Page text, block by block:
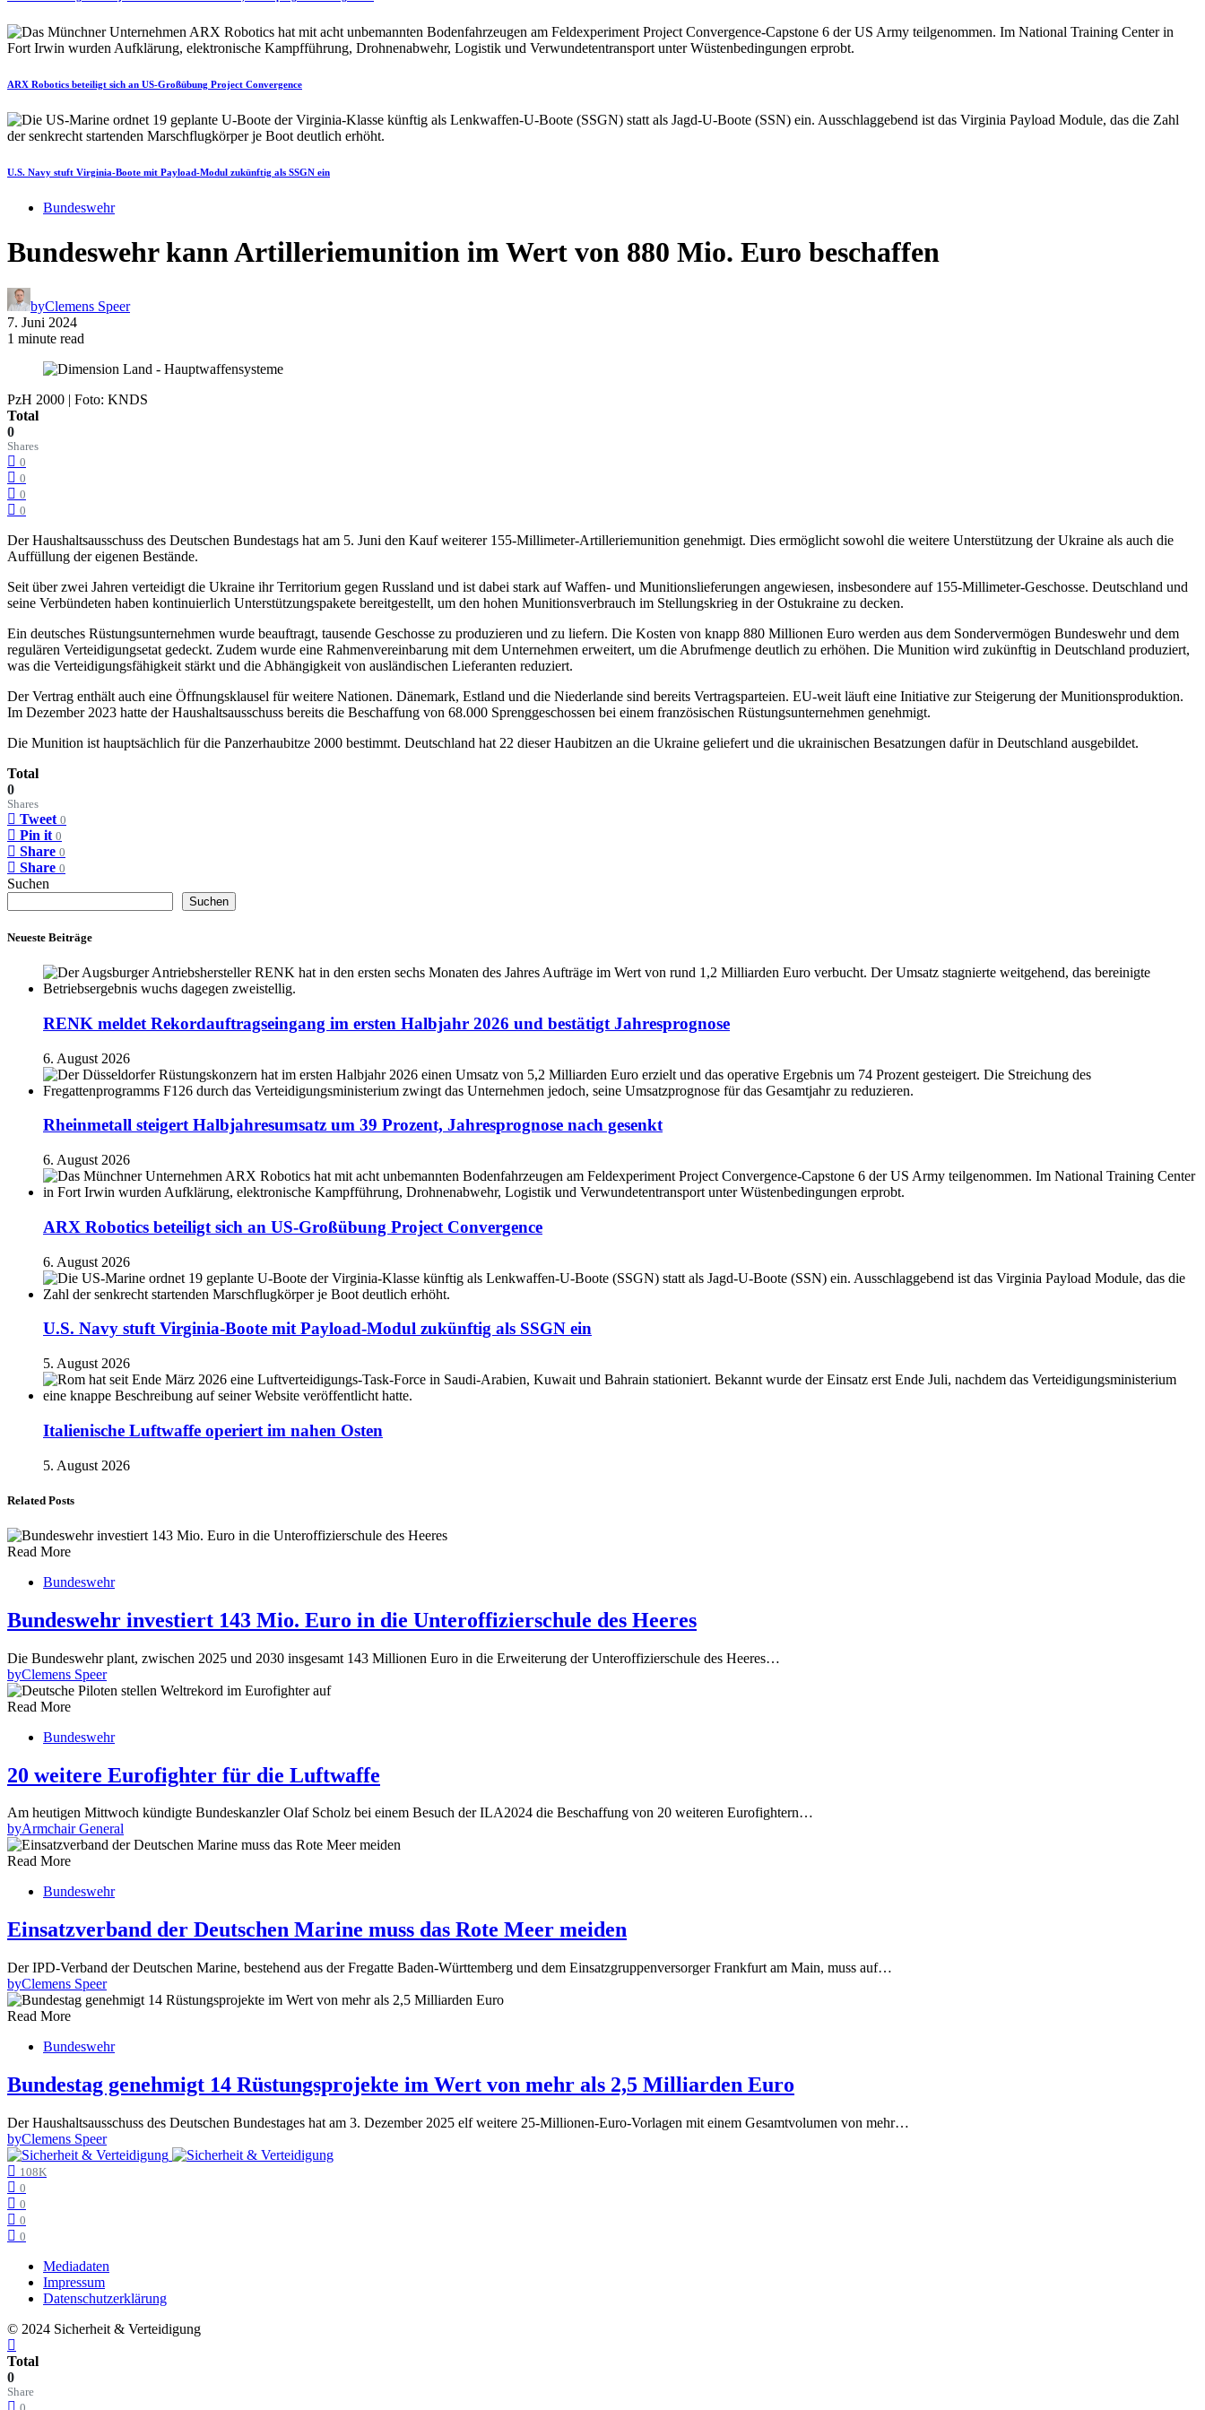
ARX Robotics beteiligt sich an US-Großübung Project Convergence
U.S. Navy stuft Virginia-Boote mit Payload-Modul zukünftig als SSGN ein
Bundeswehr
Bundeswehr kann Artilleriemunition im Wert von 880 Mio. Euro beschaffen
byClemens Speer
7. Juni 2024
1 minute read
PzH 2000 | Foto: KNDS
Total
0
Shares
0
0
0
0
Der Haushaltsausschuss des Deutschen Bundestags hat am 5. Juni den Kauf weiterer 155-Millimeter-Artilleriemunition genehmigt. Dies ermöglicht sowohl die weitere Unterstützung der Ukraine als auch die
Auffüllung der eigenen Bestände.
Seit über zwei Jahren verteidigt die Ukraine ihr Territorium gegen Russland und ist dabei stark auf Waffen- und Munitionslieferungen angewiesen, insbesondere auf 155-Millimeter-Geschosse. Deutschland und
seine Verbündeten haben kontinuierlich Unterstützungspakete bereitgestellt, um den hohen Munitionsverbrauch im Stellungskrieg in der Ostukraine zu decken.
Ein deutsches Rüstungsunternehmen wurde beauftragt, tausende Geschosse zu produzieren und zu liefern. Die Kosten von knapp 880 Millionen Euro werden aus dem Sondervermögen Bundeswehr und dem
regulären Verteidigungsetat gedeckt. Zudem wurde eine Rahmenvereinbarung mit dem Unternehmen erweitert, um die Abrufmenge deutlich zu erhöhen. Die Munition wird zukünftig in Deutschland produziert,
was die Verteidigungsfähigkeit stärkt und die Abhängigkeit von ausländischen Lieferanten reduziert.
Der Vertrag enthält auch eine Öffnungsklausel für weitere Nationen. Dänemark, Estland und die Niederlande sind bereits Vertragsparteien. EU-weit läuft eine Initiative zur Steigerung der Munitionsproduktion.
Im Dezember 2023 hatte der Haushaltsausschuss bereits die Beschaffung von 68.000 Sprenggeschossen bei einem französischen Rüstungsunternehmen genehmigt.
Die Munition ist hauptsächlich für die Panzerhaubitze 2000 bestimmt. Deutschland hat 22 dieser Haubitzen an die Ukraine geliefert und die ukrainischen Besatzungen dafür in Deutschland ausgebildet.
Total
0
Shares
Tweet 0
Pin it 0
Share 0
Share 0
Suchen
Suchen
Neueste Beiträge
RENK meldet Rekordauftragseingang im ersten Halbjahr 2026 und bestätigt Jahresprognose
6. August 2026
Rheinmetall steigert Halbjahresumsatz um 39 Prozent, Jahresprognose nach gesenkt
6. August 2026
ARX Robotics beteiligt sich an US-Großübung Project Convergence
6. August 2026
U.S. Navy stuft Virginia-Boote mit Payload-Modul zukünftig als SSGN ein
5. August 2026
Italienische Luftwaffe operiert im nahen Osten
5. August 2026
Related Posts
Read More
Bundeswehr
Bundeswehr investiert 143 Mio. Euro in die Unteroffizierschule des Heeres
Die Bundeswehr plant, zwischen 2025 und 2030 insgesamt 143 Millionen Euro in die Erweiterung der Unteroffizierschule des Heeres…
byClemens Speer
Read More
Bundeswehr
20 weitere Eurofighter für die Luftwaffe
Am heutigen Mittwoch kündigte Bundeskanzler Olaf Scholz bei einem Besuch der ILA2024 die Beschaffung von 20 weiteren Eurofightern…
byArmchair General
Read More
Bundeswehr
Einsatzverband der Deutschen Marine muss das Rote Meer meiden
Der IPD-Verband der Deutschen Marine, bestehend aus der Fregatte Baden-Württemberg und dem Einsatzgruppenversorger Frankfurt am Main, muss auf…
byClemens Speer
Read More
Bundeswehr
Bundestag genehmigt 14 Rüstungsprojekte im Wert von mehr als 2,5 Milliarden Euro
Der Haushaltsausschuss des Deutschen Bundestages hat am 3. Dezember 2025 elf weitere 25-Millionen-Euro-Vorlagen mit einem Gesamtvolumen von mehr…
byClemens Speer
108K
0
0
0
0
Mediadaten
Impressum
Datenschutzerklärung
© 2024 Sicherheit & Verteidigung
Total
0
Share